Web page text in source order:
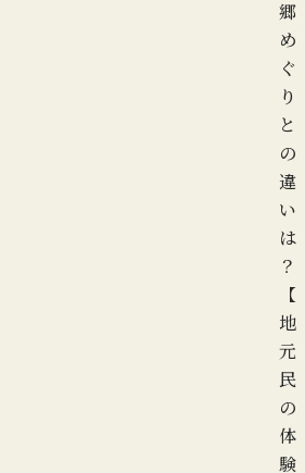
郷
め
ぐ
り
と
の
違
い
は
？
【
地
元
民
の
体
験